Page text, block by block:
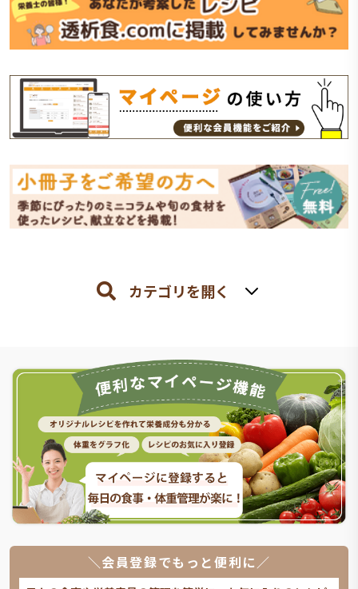
カテゴリを開く
＼会員登録でもっと便利に／